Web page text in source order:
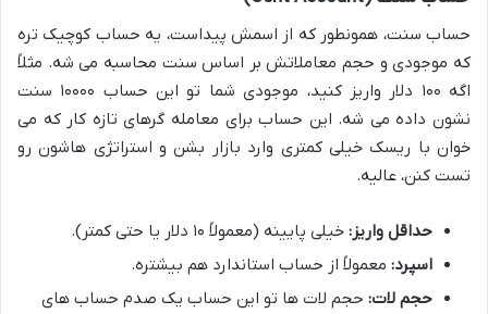
حساب سنت، همونطور که از اسمش پیداست، یه حساب کوچیک تره
که موجودی و حجم معاملاتش بر اساس سنت محاسبه می شه. مثلاً
اگه ۱۰۰ دلار واریز کنید، موجودی شما تو این حساب ۱۰۰۰۰ سنت
نشون داده می شه. این حساب برای معامله گرهای تازه کار که می
خوان با ریسک خیلی کمتری وارد بازار بشن و استراتژی هاشون رو
تست کنن، عالیه.
حداقل واریز: خیلی پایینه (معمولاً ۱۰ دلار یا حتی کمتر).
اسپرد: معمولاً از حساب استاندارد هم بیشتره.
حجم لات: حجم لات ها تو این حساب یک صدم حساب های